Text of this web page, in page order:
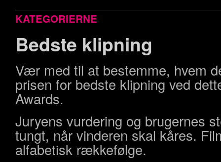
KATEGORIERNE
Bedste klipning
Vær med til at bestemme, hvem
prisen for bedste klipning ved
Awards.
Juryens vurdering og brugernes
tungt, når vinderen skal kåres.
alfabetisk rækkefølge.